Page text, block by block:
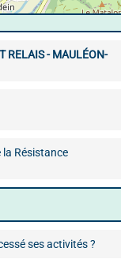
RELAIS - MAULÉON-
la Résistance
ses activités ?